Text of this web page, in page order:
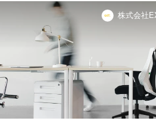
株式会社